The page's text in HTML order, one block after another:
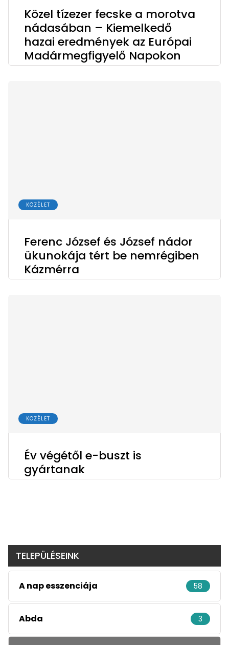
Közel tízezer fecske a morotva
nádasában – Kiemelkedő
hazai eredmények az Európai
Madármegfigyelő Napokon
KÖZÉLET
Ferenc József és József nádor
ükunokája tért be nemrégiben
Kázmérra
KÖZÉLET
Év végétől e-buszt is
gyártanak
TELEPÜLÉSEINK
A nap esszenciája 58
Abda 3